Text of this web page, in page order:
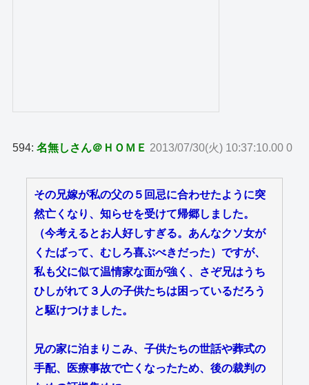
594:名無しさん＠ＨＯＭＥ 2013/07/30(火) 10:37:10.00 0
その兄嫁が私の父の５回忌に合わせたように突
然亡くなり、知らせを受けて帰郷しました。
（今考えるとお人好しすぎる。あんなクソ女が
くたばって、むしろ喜ぶべきだった）ですが、
私も父に似て温情家な面が強く、さぞ兄はうち
ひしがれて３人の子供たちは困っているだろう
と駆けつけました。
兄の家に泊まりこみ、子供たちの世話や葬式の
手配、医療事故で亡くなったため、後の裁判の